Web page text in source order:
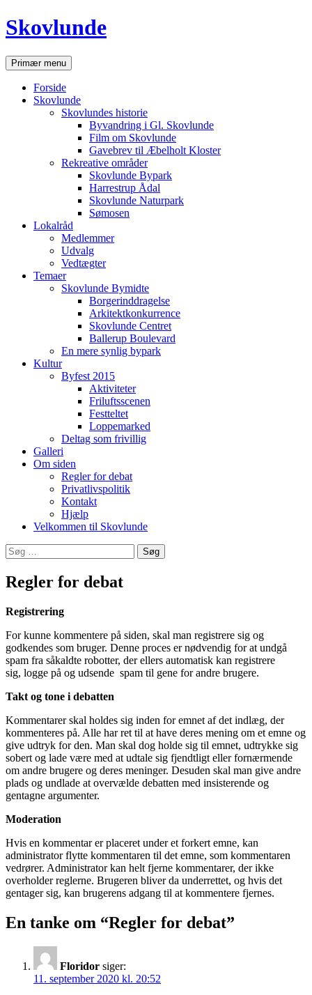
Hop
til
Skovlunde
SøgPrimær menu
Forside
Skovlunde
Skovlundes historie
Byvandring i Gl. Skovlunde
Film om Skovlunde
Gavebrev til Æbelholt Kloster
Rekreative områder
Skovlunde Bypark
Harrestrup Ådal
Skovlunde Naturpark
Sømosen
Lokalråd
Medlemmer
Udvalg
Vedtægter
Temaer
Skovlunde Bymidte
Borgerinddragelse
Arkitektkonkurrence
Skovlunde Centret
Ballerup Boulevard
En mere synlig bypark
Kultur
Byfest 2015
Aktiviteter
Friluftsscenen
Festteltet
Loppemarked
Deltag som frivillig
Galleri
Om siden
Regler for debat
Privatlivspolitik
Kontakt
Hjælp
Velkommen til Skovlunde
Søg
efter:
Regler for debat
Registrering
For kunne kommentere på siden, skal man registrere sig og
godkendes som bruger. Denne proces er nødvendig for at undgå
spam fra såkaldte robotter, der ellers automatisk kan registrere
sig, logge på og udsende spam til gene for andre brugere.
Takt og tone i debatten
Kommentarer skal holdes sig inden for emnet af det indlæg, der
kommenteres på. Alle har ret til at have deres mening om et emne og
give udtryk for den. Man skal dog holde sig til emnet, udtrykke sig
sobert og lade være med at udtale sig fjendtligt eller fornærmende
om andre brugere og deres meninger. Desuden skal man give andre
plads og undlade at overvælde debatten med insisterende og
gentagne argumenter.
Moderation
Hvis en kommentar er placeret under et forkert emne, kan
administrator flytte kommentaren til det emne, som kommentaren
vedrører. Administrator kan helt fjerne kommentarer, der ikke
overholder reglerne. Brugeren bliver da underrettet, og hvis det
gentager sig, kan brugerens adgang til at kommentere fjernes.
En tanke om “Regler for debat”
Floridor siger:
11. september 2020 kl. 20:52